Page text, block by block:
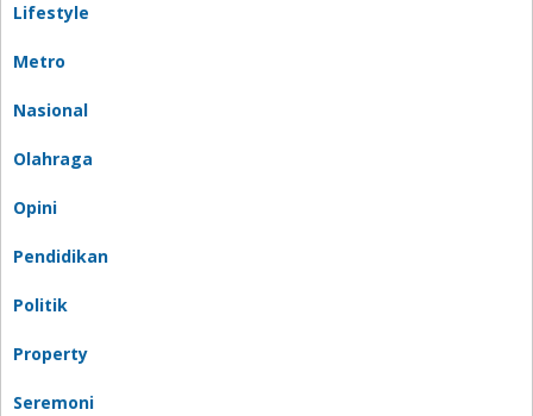
Lifestyle
Metro
Nasional
Olahraga
Opini
Pendidikan
Politik
Property
Seremoni